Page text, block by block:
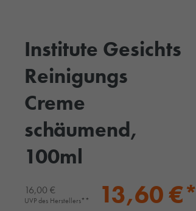
Institute Gesichts
Reinigungs
Creme
schäumend,
100ml
16,00 €
UVP des Herstellers** 13,60 €*